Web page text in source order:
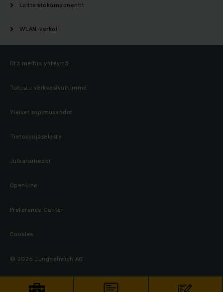
Laitteistokomponentit
WLAN-verkot
Ota meihin yhteyttä!
Tutustu verkkosivuihimme
Yleiset sopimusehdot
Tietosuojaseloste
Julkaisutiedot
OpenLine
Preference Center
Cookies
© 2026 Jungheinrich AG